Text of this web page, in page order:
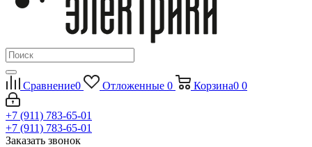
Сравнение0 Отложенные 0 Корзина0 0
+7 (911) 783-65-01
+7 (911) 783-65-01
Заказать звонок